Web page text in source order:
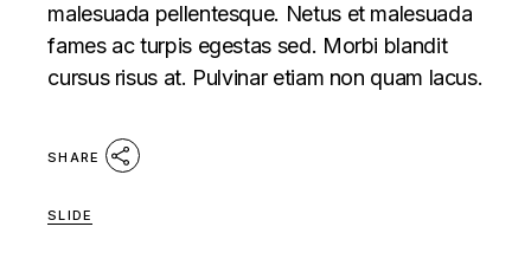
malesuada pellentesque. Netus et malesuada
fames ac turpis egestas sed. Morbi blandit
cursus risus at. Pulvinar etiam non quam lacus.
SHARE
SLIDE